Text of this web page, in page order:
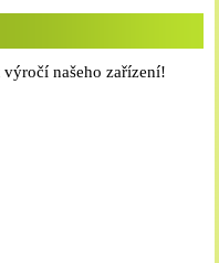
našeho zařízení!